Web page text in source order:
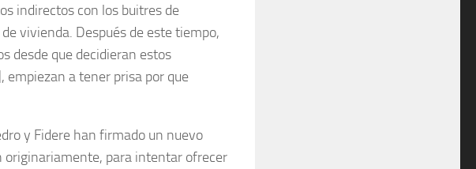
indirectos con los buitres de
vivienda. Después de este tiempo,
desde que decidieran estos
empiezan a tener prisa por que
y Fidere han firmado un nuevo
originariamente, para intentar ofrecer